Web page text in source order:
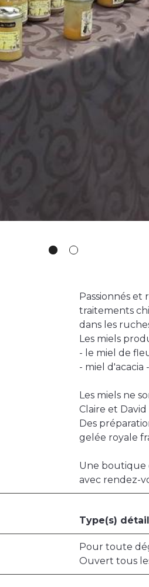
Passionnés et
traitements
dans les
Les miels
- le miel de
- miel
Les miels ne
Claire et
Des
gelée royale
Une boutique
avec rendez-
Type(s)
Pour toute
Ouvert tous